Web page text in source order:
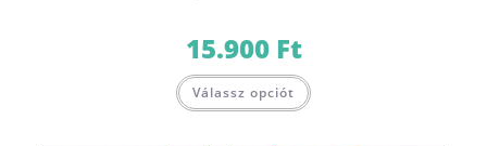
15.900 Ft
Válassz opciót